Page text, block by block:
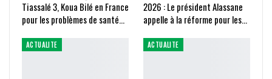
Tiassalé 3, Koua Bilé en France
pour les problèmes de santé…
2026 : Le président Alassane
appelle à la réforme pour les…
ACTUALITE ACTUALITE